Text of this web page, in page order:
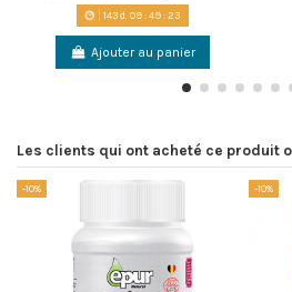
143d. 09:49:23
Ajouter au panier
Les clients qui ont acheté ce produit
-10% -10%